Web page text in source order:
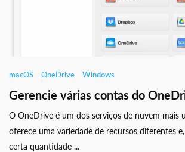
macOS OneDrive Windows
Gerencie várias contas do
O OneDrive é um dos serviços de nuvem mais
oferece uma variedade de recursos diferentes
certa quantidade ...